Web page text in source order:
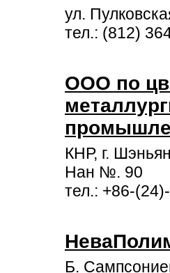
ул.
тел.: (812)
ООО по
КНР, г.
Нан №. 90
тел.: +86-
Б.